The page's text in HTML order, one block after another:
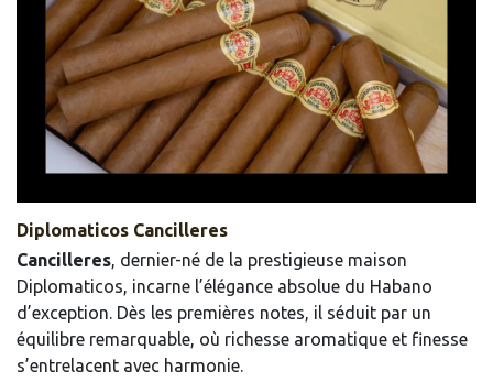
Diplomaticos Cancilleres
Cancilleres, dernier-né de la prestigieuse maison
Diplomaticos, incarne l’élégance absolue du Habano
d’exception. Dès les premières notes, il séduit par un
équilibre remarquable, où richesse aromatique et finesse
s’entrelacent avec harmonie.